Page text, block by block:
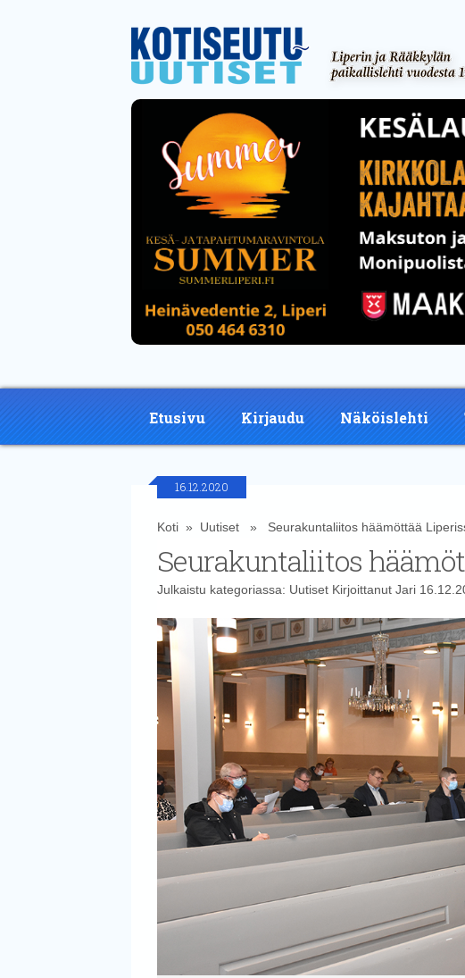
Etusivu Kirjaudu Näköislehti
16.12.2020
Koti» Uutiset» Seurakuntaliitos häämöttää
Seurakuntaliitos
Julkaistu kategoriassa: UutisetKirjoittanut Jari